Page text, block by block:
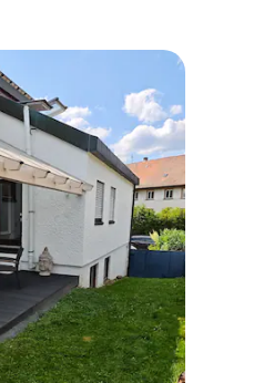
5 op 5, 15 recensies